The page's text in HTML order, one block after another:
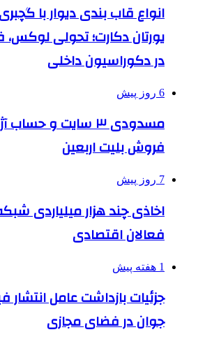
انواع قاب بندی دیوار با
یورتان دکارت؛ تحولی
در دکوراسیون داخلی
6 روز پیش
مسدودی ۳ سایت و
فروش بلیت اربعین
7 روز پیش
اخاذی چند هزار میلیاردی
فعالان اقتصادی
1 هفته پیش
جزئیات بازداشت عامل
جوان در فضای مجازی